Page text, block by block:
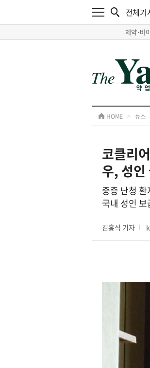
전체기
제약·바
HOME > 뉴스
코클리
우, 성
중증 난청
국내 성인
김홍식 기자